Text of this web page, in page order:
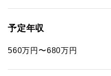
予定年収
560万円〜680万円